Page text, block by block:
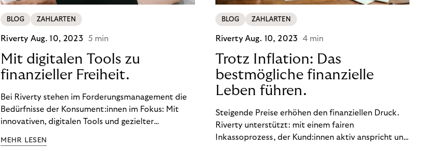
BLOG ZAHLARTEN
Riverty Aug. 10, 2023 5 min
Mit digitalen Tools zu
finanzieller Freiheit.
Bei Riverty stehen im Forderungsmanagement die
Bedürfnisse der Konsument:innen im Fokus: Mit
innovativen, digitalen Tools und gezielter
ein Leben in finanzieller Freiheit zu führen. So
MEHR LESEN
BLOG ZAHLARTEN
Riverty Aug. 10, 2023 4 min
Trotz Inflation: Das
bestmögliche finanzielle
Leben führen.
Steigende Preise erhöhen den finanziellen Druck.
Riverty unterstützt: mit einem fairen
Inkassoprozess, der Kund:innen aktiv anspricht und